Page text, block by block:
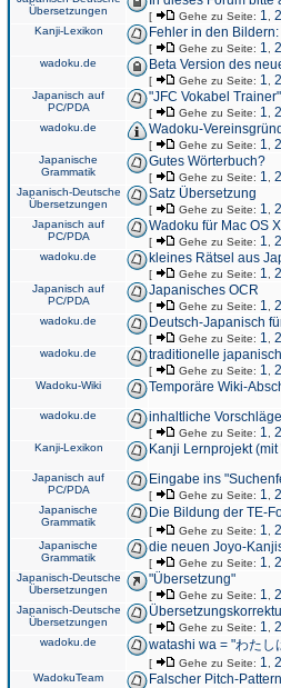
Übersetzungen
[ Gehe zu Seite: 1 2
Kanji-Lexikon Fehler in den
[ Gehe zu Seite: 1 2
wadoku.de Beta Version des
[ Gehe zu Seite: 1 2
Japanisch auf
PC/PDA
"JFC Vokabel
[ Gehe zu Seite: 1 2
wadoku.de Wadoku-
[ Gehe zu Seite: 1 2
Japanische
Grammatik
Gutes Wörterbuch?
[ Gehe zu Seite: 1 2
Japanisch-Deutsche
Übersetzungen
Satz Übersetzung
[ Gehe zu Seite: 1 2
Japanisch auf
PC/PDA
Wadoku für Mac OS
[ Gehe zu Seite: 1 2
wadoku.de kleines Rätsel aus
[ Gehe zu Seite: 1 2
Japanisch auf
PC/PDA
Japanisches OCR
[ Gehe zu Seite: 1 2
wadoku.de Deutsch-Japanisch
[ Gehe zu Seite: 1 2
wadoku.de traditionelle
[ Gehe zu Seite: 1 2
Wadoku-Wiki Temporäre Wiki-
wadoku.de inhaltliche Vorschläge
[ Gehe zu Seite: 1 2
Kanji-Lexikon Kanji Lernprojekt
Japanisch auf
PC/PDA
Eingabe ins
[ Gehe zu Seite: 1 2
Japanische
Grammatik
Die Bildung der TE-
[ Gehe zu Seite: 1 2
Japanische
Grammatik
die neuen Joyo-
[ Gehe zu Seite: 1 2
Japanisch-Deutsche
Übersetzungen
"Übersetzung"
[ Gehe zu Seite: 1 2
Japanisch-Deutsche
Übersetzungen
[ Gehe zu Seite: 1 2
wadoku.de watashi wa = "わたし
[ Gehe zu Seite: 1 2
WadokuTeam Falscher Pitch-